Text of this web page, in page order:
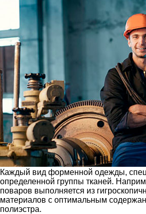
Каждый вид форменной одежды,
определенной группы тканей.
поваров выполняется из
материалов с оптимальным
полиэстра.